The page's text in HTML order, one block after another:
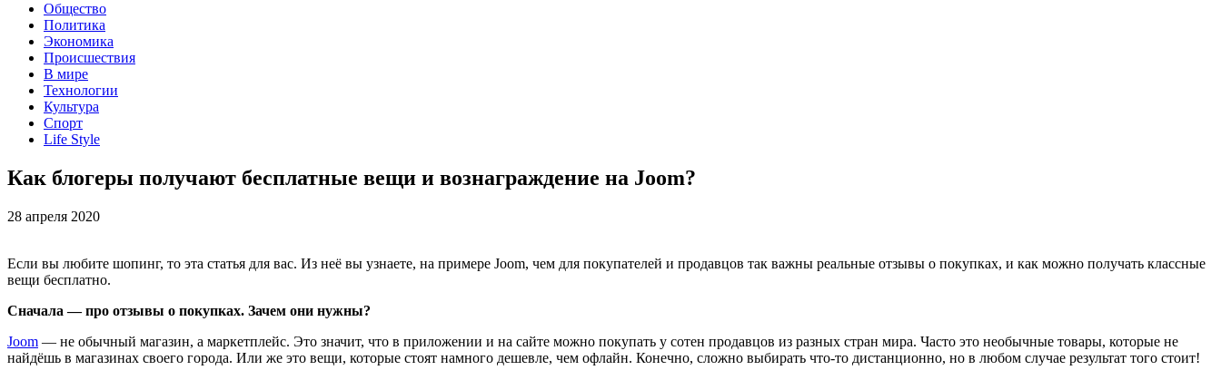
Общество
Политика
Экономика
Происшествия
В мире
Технологии
Культура
Спорт
Life Style
Как блогеры получают бесплатные вещи и вознаграждение на Joom?
28 апреля 2020
Если вы любите шопинг, то эта статья для вас. Из неё вы узнаете, на примере Joom, чем для покупателей и продавцов так важны реальные отзывы о покупках, и как можно получать классные
вещи бесплатно.
Сначала — про отзывы о покупках. Зачем они нужны?
Joom — не обычный магазин, а маркетплейс. Это значит, что в приложении и на сайте можно покупать у сотен продавцов из разных стран мира. Часто это необычные товары, которые не
найдёшь в магазинах своего города. Или же это вещи, которые стоят намного дешевле, чем офлайн. Конечно, сложно выбирать что-то дистанционно, но в любом случае результат того стоит!